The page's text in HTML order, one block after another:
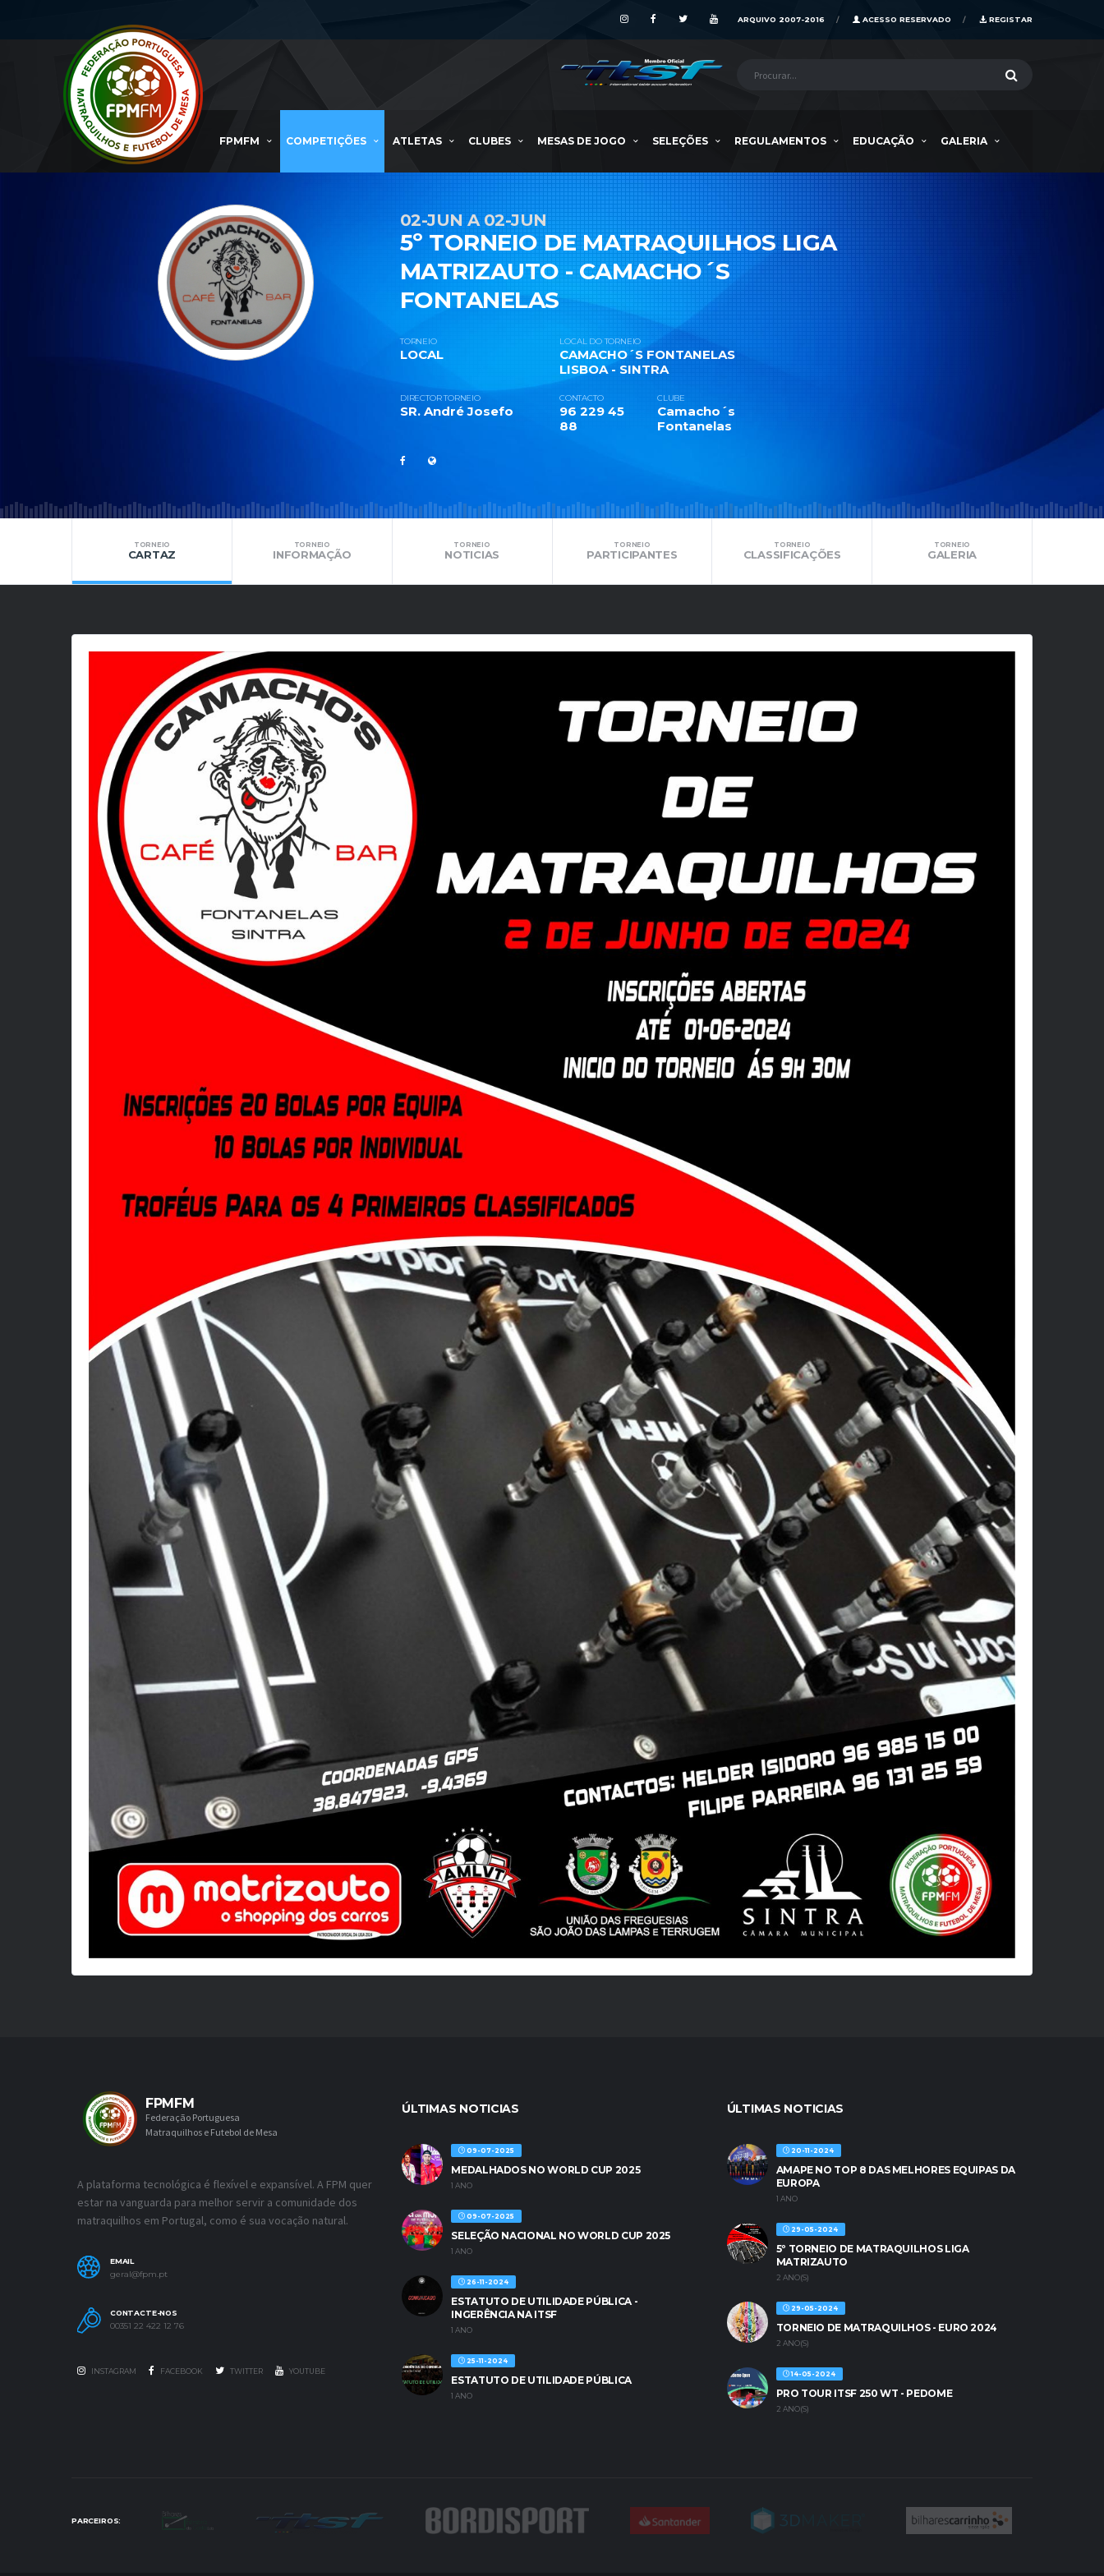
REGISTAR
ACESSO RESERVADO
ARQUIVO 2007-2016
FPMFM COMPETIÇÕES ATLETAS CLUBES MESAS DE JOGO SELEÇÕES REGULAMENTOS EDUCAÇÃO GALERIA
02-JUN A 02-JUN
5º TORNEIO DE MATRAQUILHOS LIGA
MATRIZAUTO - CAMACHO´S
FONTANELAS
TORNEIO
LOCAL
LOCAL DO TORNEIO
CAMACHO´S FONTANELAS
LISBOA - SINTRA
DIRECTOR TORNEIO
SR. André Josefo
CONTACTO
96 229 45
88
CLUBE
Camacho´s
Fontanelas
TORNEIO
CARTAZ
TORNEIO
INFORMAÇÃO
TORNEIO
NOTICIAS
TORNEIO
PARTICIPANTES
TORNEIO
CLASSIFICAÇÕES
TORNEIO
GALERIA
FPMFM
Federação Portuguesa
Matraquilhos e Futebol de Mesa
A plataforma tecnológica é flexível e expansível. A FPM quer
estar na vanguarda para melhor servir a comunidade dos
matraquilhos em Portugal, como é sua vocação natural.
EMAIL
geral@fpm.pt
CONTACTE-NOS
00351 22 422 12 76
INSTAGRAM FACEBOOK TWITTER YOUTUBE
ÚLTIMAS NOTICIAS
09-07-2025
MEDALHADOS NO WORLD CUP 2025
1 ANO
09-07-2025
SELEÇÃO NACIONAL NO WORLD CUP 2025
1 ANO
26-11-2024
ESTATUTO DE UTILIDADE PÚBLICA -
INGERÊNCIA NA ITSF
1 ANO
25-11-2024
ESTATUTO DE UTILIDADE PÚBLICA
1 ANO
ÚLTIMAS NOTICIAS
20-11-2024
AMAPE NO TOP 8 DAS MELHORES EQUIPAS DA
EUROPA
1 ANO
29-05-2024
5º TORNEIO DE MATRAQUILHOS LIGA
MATRIZAUTO
2 ANO(S)
29-05-2024
TORNEIO DE MATRAQUILHOS - EURO 2024
2 ANO(S)
14-05-2024
PRO TOUR ITSF 250 WT - PEDOME
2 ANO(S)
PARCEIROS: